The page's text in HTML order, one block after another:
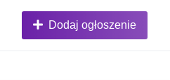
Dodaj ogłoszenie